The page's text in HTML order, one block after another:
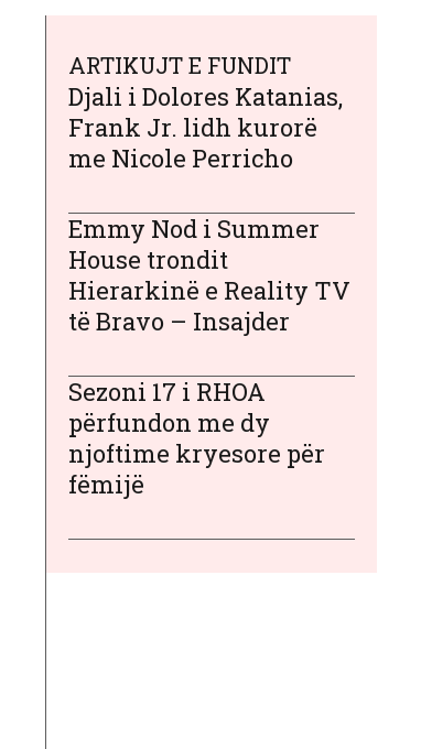
ARTIKUJT E FUNDIT
Djali i Dolores Katanias,
Frank Jr. lidh kurorë
me Nicole Perricho
Emmy Nod i Summer
House trondit
Hierarkinë e Reality TV
të Bravo – Insajder
Sezoni 17 i RHOA
përfundon me dy
njoftime kryesore për
fëmijë